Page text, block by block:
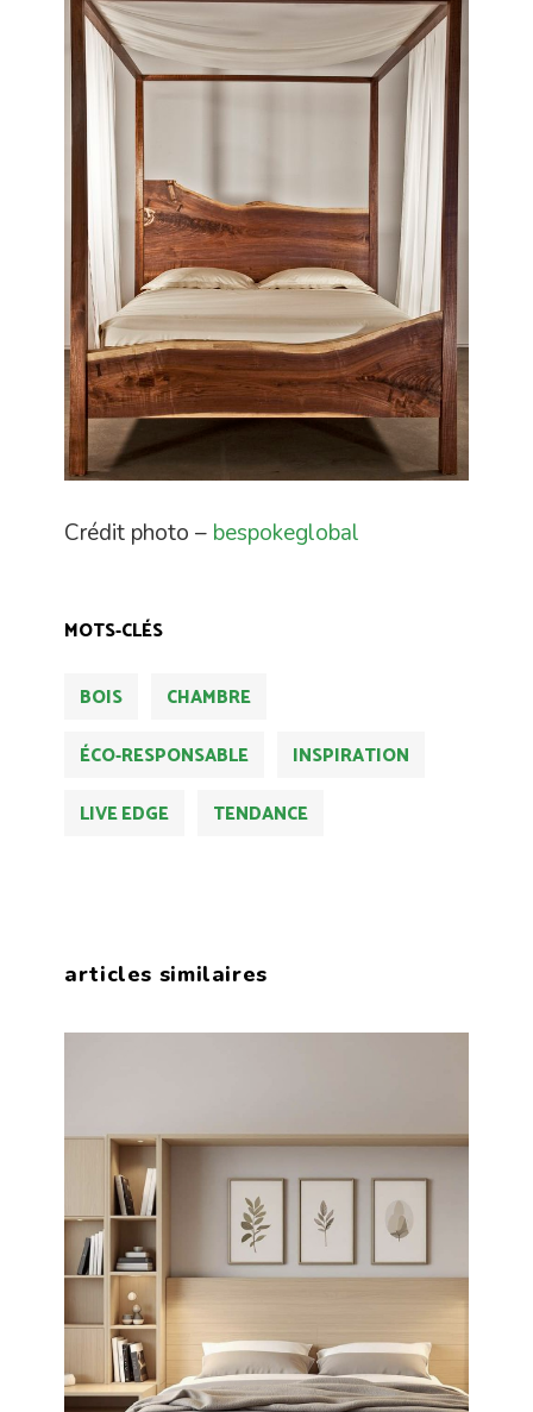
Crédit photo – bespokeglobal
MOTS-CLÉS
BOIS
CHAMBRE
ÉCO-RESPONSABLE
INSPIRATION
LIVE EDGE
TENDANCE
articles similaires